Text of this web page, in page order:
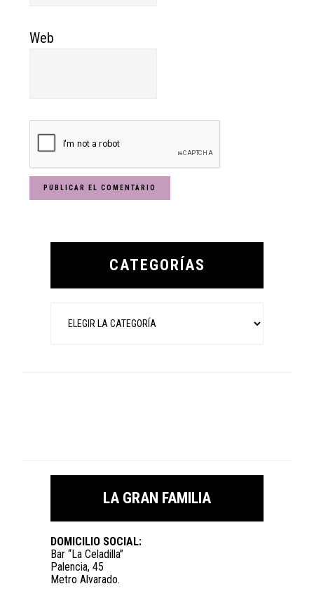
Web
Primary
CATEGORÍAS
LA GRAN FAMILIA
DOMICILIO SOCIAL:
Bar “La Celadilla”
Palencia, 45
Metro Alvarado.